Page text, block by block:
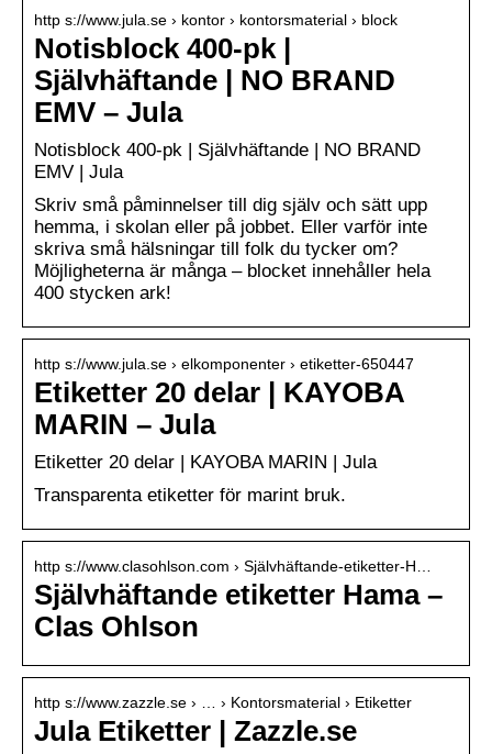
http s://www.jula.se › kontor › kontorsmaterial › block
Notisblock 400-pk |
Självhäftande | NO BRAND
EMV – Jula
Notisblock 400-pk | Självhäftande | NO BRAND
EMV | Jula
Skriv små påminnelser till dig själv och sätt upp
hemma, i skolan eller på jobbet. Eller varför inte
skriva små hälsningar till folk du tycker om?
Möjligheterna är många – blocket innehåller hela
400 stycken ark!
http s://www.jula.se › elkomponenter › etiketter-650447
Etiketter 20 delar | KAYOBA
MARIN – Jula
Etiketter 20 delar | KAYOBA MARIN | Jula
Transparenta etiketter för marint bruk.
http s://www.clasohlson.com › Självhäftande-etiketter-H…
Självhäftande etiketter Hama –
Clas Ohlson
http s://www.zazzle.se › … › Kontorsmaterial › Etiketter
Jula Etiketter | Zazzle.se